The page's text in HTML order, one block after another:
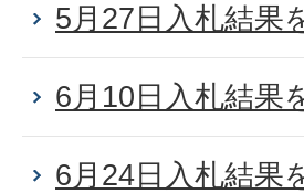
5月27日入札結果
6月10日入札結果
6月24日入札結果